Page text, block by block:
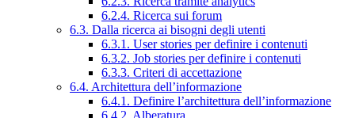
6.2.4. Ricerca sui forum
6.3. Dalla ricerca ai bisogni degli utenti
6.3.1. User stories per definire i contenuti
6.3.2. Job stories per definire i contenuti
6.3.3. Criteri di accettazione
6.4. Architettura dell’informazione
6.4.1. Definire l’architettura dell’informazione
6.4.2. Alberatura